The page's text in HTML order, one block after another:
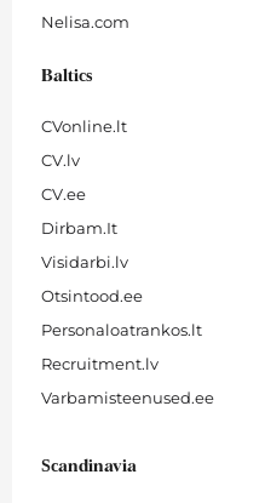
Nelisa.com
Baltics
CVonline.lt
CV.lv
CV.ee
Dirbam.It
Visidarbi.lv
Otsintood.ee
Personaloatrankos.lt
Recruitment.lv
Varbamisteenused.ee
Scandinavia